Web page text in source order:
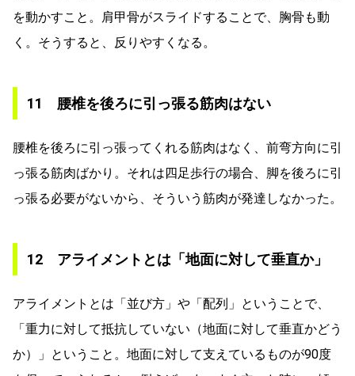
を動かすこと。肩甲骨がスライドすることで、胸骨も動
く。そうすると、反りやすくなる。
11 腰椎を後ろに引っ張る筋肉はない
腰椎を後ろに引っ張ってくれる筋肉はなく、前弯方向に引
っ張る筋肉ばかり。それは四足歩行の場合、脚を後ろに引
っ張る必要がないから、そういう筋肉が発達しなかった。
12 アライメントとは「地面に対して垂直か」
アライメントとは「並び方」や「配列」ということで、
「重力に対して抵抗していない（地面に対して垂直かどう
か）」ということ。地面に対して支えているものが90度